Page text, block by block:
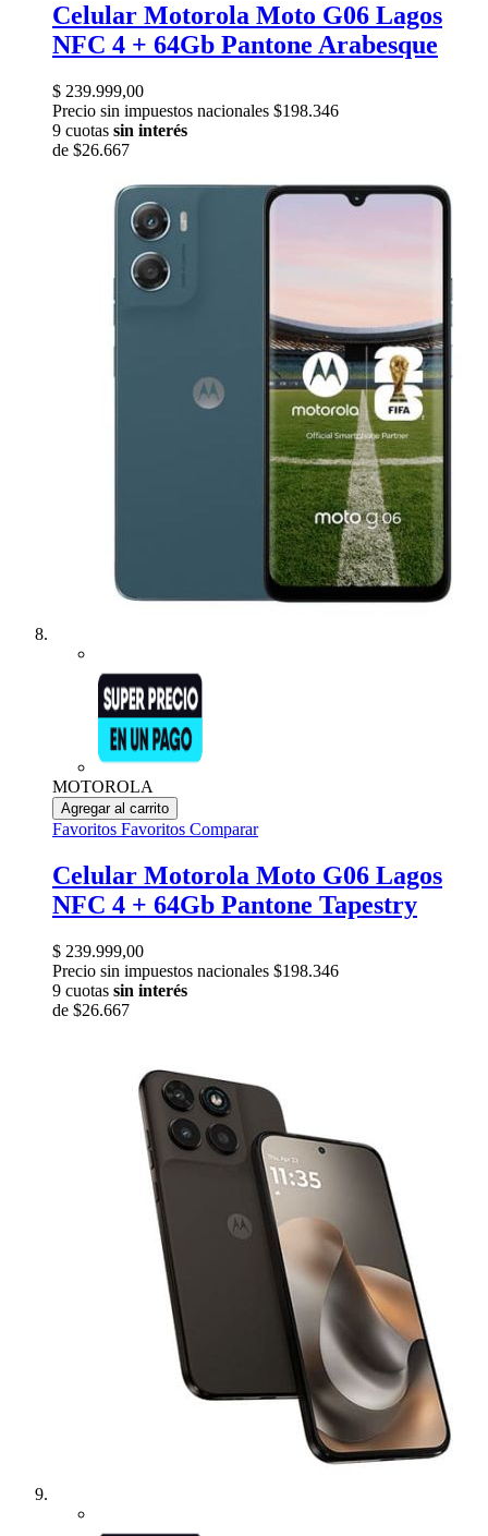
Celular Motorola Moto G06 Lagos
NFC 4 + 64Gb Pantone Arabesque
$ 239.999,00
Precio sin impuestos nacionales $198.346
9 cuotas sin interés
de $26.667
MOTOROLA
Agregar al carrito
Favoritos Favoritos Comparar
Celular Motorola Moto G06 Lagos
NFC 4 + 64Gb Pantone Tapestry
$ 239.999,00
Precio sin impuestos nacionales $198.346
9 cuotas sin interés
de $26.667